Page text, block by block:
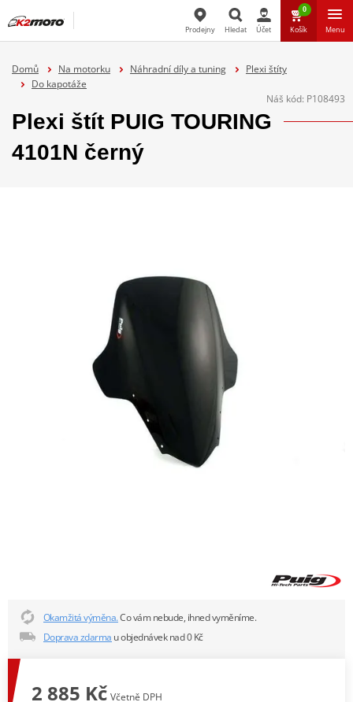
Prodejny Hledat Účet
0
Košík Menu
Domů Na motorku Náhradní díly a tuning
Plexi štíty
Do kapotáže
Náš kód: P108493
Plexi štít PUIG TOURING
4101N černý
Okamžitá výměna.Co vám nebude, ihned vyměníme.
Doprava zdarma u objednávek nad 0 Kč
2 885 Kč Včetně DPH